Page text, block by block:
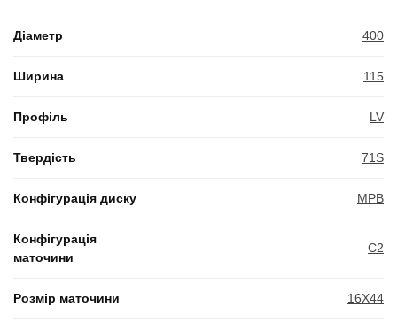
Діаметр 400
Ширина 115
Профіль LV
Твердість 71S
Конфігурація диску MPB
Конфігурація
маточини
C2
Розмір маточини 16X44